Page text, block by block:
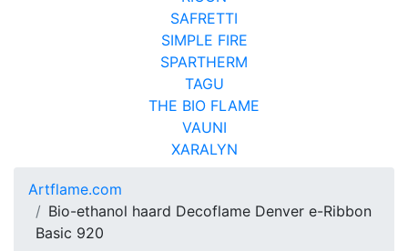
SAFRETTI
SIMPLE FIRE
SPARTHERM
TAGU
THE BIO FLAME
VAUNI
XARALYN
Artflame.com
Bio-ethanol haard Decoflame Denver e-Ribbon
Basic 920